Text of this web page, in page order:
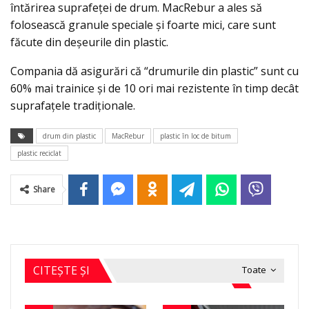
întărirea suprafeţei de drum. MacRebur a ales să
folosească granule speciale şi foarte mici, care sunt
făcute din deşeurile din plastic.
Compania dă asigurări că “drumurile din plastic” sunt cu
60% mai trainice şi de 10 ori mai rezistente în timp decât
suprafaţele tradiţionale.
drum din plastic MacRebur
plastic în loc de bitum
plastic reciclat
Share
Toate
CITEȘTE ȘI